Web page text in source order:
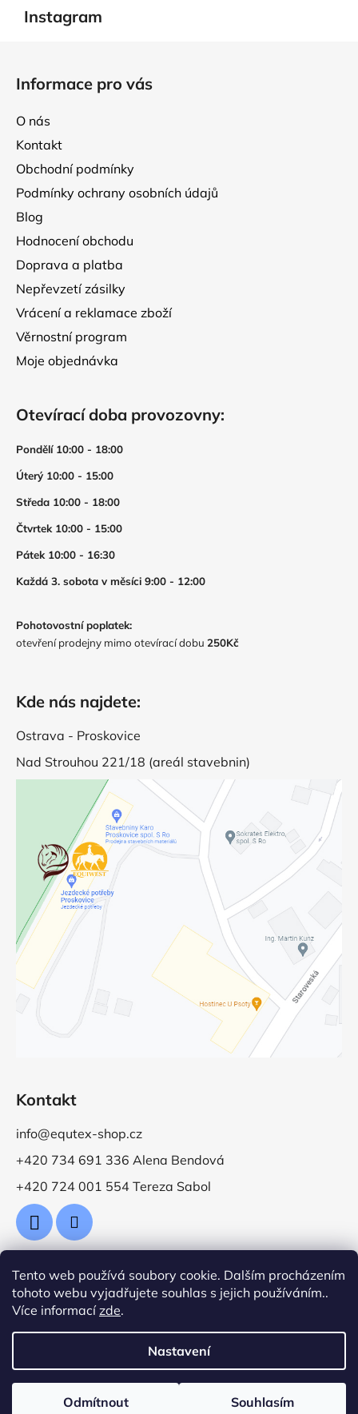
Tento web používá soubory cookie. Dalším procházením
tohoto webu vyjadřujete souhlas s jejich používáním..
Více informacízde.
Nastavení
Odmítnout Souhlasím
i
Instagram
Informace pro vás
O nás
Kontakt
Obchodní podmínky
Podmínky ochrany osobních údajů
Blog
Hodnocení obchodu
Doprava a platba
Nepřevzetí zásilky
Vrácení a reklamace zboží
Věrnostní program
Moje objednávka
Otevírací doba provozovny:
Pondělí 10:00 - 18:00
Úterý 10:00 - 15:00
Středa 10:00 - 18:00
Čtvrtek 10:00 - 15:00
Pátek 10:00 - 16:30
Každá 3. sobota v měsíci 9:00 - 12:00
Pohotovostní poplatek:
otevření prodejny mimo otevírací dobu 250Kč
Kde nás najdete:
Ostrava - Proskovice
Nad Strouhou 221/18 (areál stavebnin)
Kontakt
info@equtex-shop.cz
+420 734 691 336 Alena Bendová
+420 724 001 554 Tereza Sabol
Přijímáme online platby
Vytvořil Shoptet
Copyright 2026Jezdecké potřeby EquTex. Všechna